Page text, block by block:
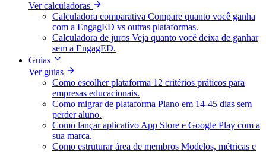
Ver calculadoras
Calculadora comparativa Compare quanto você ganha
com a EngagED vs outras plataformas.
Calculadora de juros Veja quanto você deixa de ganhar
sem a EngagED.
Guias
Ver guias
Como escolher plataforma 12 critérios práticos para
empresas educacionais.
Como migrar de plataforma Plano em 14-45 dias sem
perder aluno.
Como lançar aplicativo App Store e Google Play com a
sua marca.
Como estruturar área de membros Modelos, métricas e